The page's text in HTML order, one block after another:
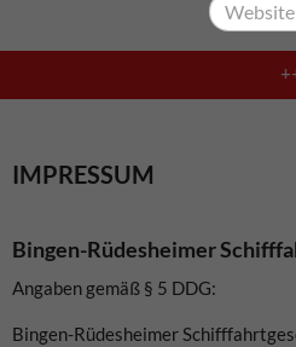
IMPRESSUM
Bingen-Rüdesheimer
Angaben gemäß § 5 DDG:
Bingen-Rüdesheimer